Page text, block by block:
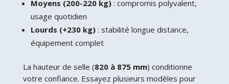
Moyens (200-220 kg): compromis polyvalent,
usage quotidien
Lourds (+230 kg): stabilité longue distance,
équipement complet
La hauteur de selle (820 à 875 mm) conditionne
votre confiance. Essayez plusieurs modèles pour